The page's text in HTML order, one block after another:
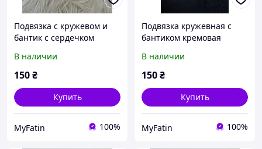
Подвязка с кружевом и
бантик с сердечком
В наличии
150₴
Купить
MyFatin 100%
Подвязка кружевная с
бантиком кремовая
В наличии
150₴
Купить
MyFatin 100%